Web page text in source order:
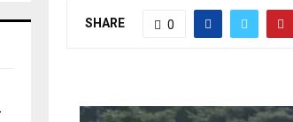
SHARE 0